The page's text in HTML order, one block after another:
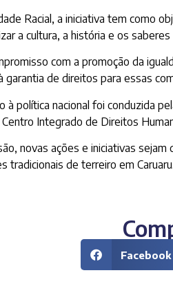
Racial, a iniciativa tem como
a cultura, a história e os
com a promoção da
garantia de direitos para essas
à política nacional foi conduzida
Integrado de Direitos
novas ações e iniciativas
tradicionais de terreiro em Caruaru.
Facebook